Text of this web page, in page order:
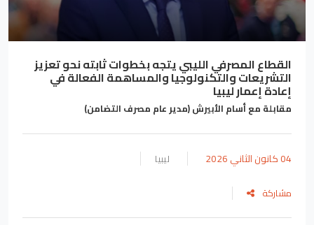
القطاع المصرفي الليبي يتجه بخطوات ثابته نحو تعزيز
التشريعات والتكنولوجيا والمساهمة الفعالة في
إعادة إعمار ليبيا
مقابلة مع أسام الأبيرش (مدير عام مصرف التضامن)
04 كانون الثاني 2026 ليبيا
مشاركة